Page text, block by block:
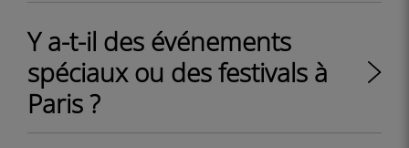
Y a-t-il des événements
spéciaux ou des festivals à
Paris ?